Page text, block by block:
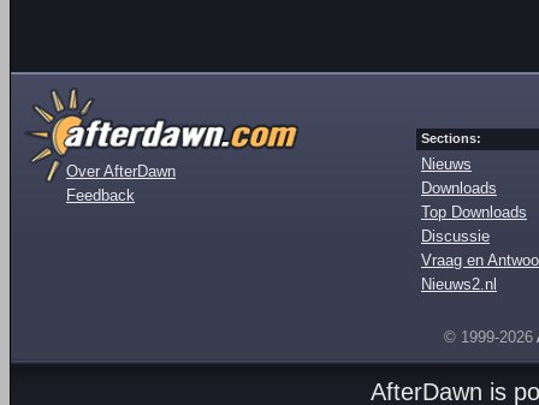
Over AfterDawn
Feedback
Sections:
Nieuws
Downloads
Top Downloads
Discussie
Vraag en
Nieuws2.nl
© 1999-2026
AfterDawn is